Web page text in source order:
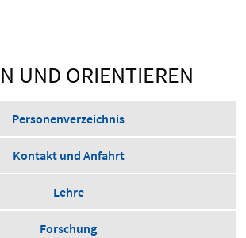
UND ORIENTIEREN
Personenverzeichnis
Kontakt und Anfahrt
Lehre
Forschung